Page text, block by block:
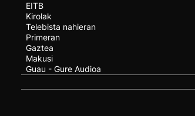
EITB
Kirolak
Telebista nahieran
Primeran
Gaztea
Makusi
Guau - Gure Audioa